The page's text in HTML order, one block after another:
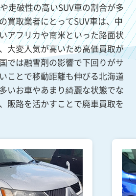
走破性の高いSUV車の割合が多
買取業者にとってSUV車は、中
アフリカや南米といった路面状
大変人気が高いため高価買取が
では融雪剤の影響で下回りがサ
ことで移動距離も伸びる北海道
いお車やあまり綺麗な状態でな
販路を活かすことで廃車買取を